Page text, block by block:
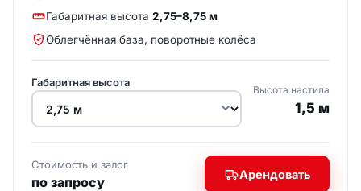
Габаритная высота 2,75–8,75 м
Облегчённая база, поворотные колёса
Габаритная высота
Высота настила
1,5 м
Стоимость и залог
по запросу Арендовать